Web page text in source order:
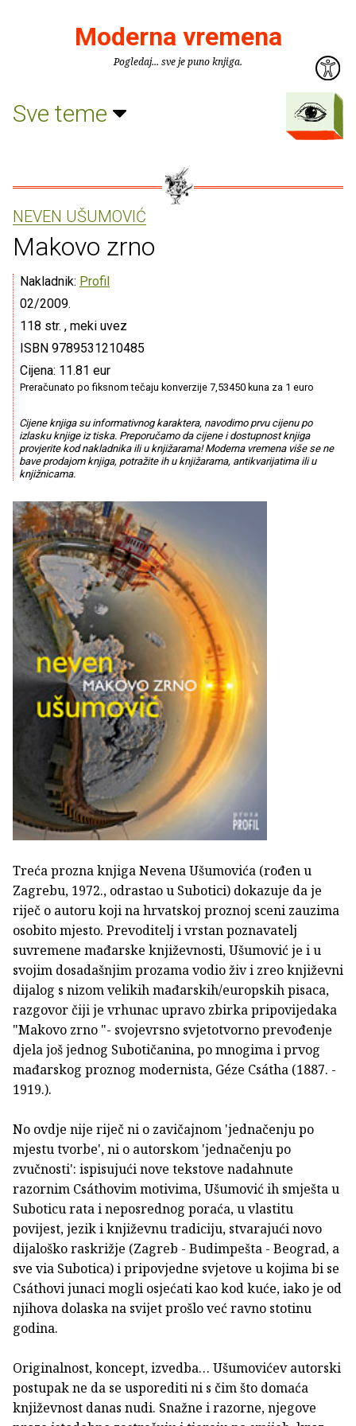
Moderna vremena
Pogledaj... sve je puno knjiga.
Sve teme
NEVEN UŠUMOVIĆ
Makovo zrno
Nakladnik: Profil
02/2009.
118 str. , meki uvez
ISBN 9789531210485
Cijena: 11.81 eur
Preračunato po fiksnom tečaju konverzije 7,53450 kuna za 1 euro
Cijene knjiga su informativnog karaktera, navodimo prvu cijenu po
izlasku knjige iz tiska. Preporučamo da cijene i dostupnost knjiga
provjerite kod nakladnika ili u knjižarama! Moderna vremena više se ne
bave prodajom knjiga, potražite ih u knjižarama, antikvarijatima ili u
knjižnicama.
Treća prozna knjiga Nevena Ušumovića (rođen u
Zagrebu, 1972., odrastao u Subotici) dokazuje da je
riječ o autoru koji na hrvatskoj proznoj sceni zauzima
osobito mjesto. Prevoditelj i vrstan poznavatelj
suvremene mađarske književnosti, Ušumović je i u
svojim dosadašnjim prozama vodio živ i zreo književni
dijalog s nizom velikih mađarskih/europskih pisaca,
razgovor čiji je vrhunac upravo zbirka pripovijedaka
"Makovo zrno "- svojevrsno svjetotvorno prevođenje
djela još jednog Subotičanina, po mnogima i prvog
mađarskog proznog modernista, Géze Csátha (1887. -
1919.).
No ovdje nije riječ ni o zavičajnom 'jednačenju po
mjestu tvorbe', ni o autorskom 'jednačenju po
zvučnosti': ispisujući nove tekstove nadahnute
razornim Csáthovim motivima, Ušumović ih smješta u
Suboticu rata i neposrednog poraća, u vlastitu
povijest, jezik i književnu tradiciju, stvarajući novo
dijaloško raskrižje (Zagreb - Budimpešta - Beograd, a
sve via Subotica) i pripovjedne svjetove u kojima bi se
Csáthovi junaci mogli osjećati kao kod kuće, iako je od
njihova dolaska na svijet prošlo već ravno stotinu
godina.
Originalnost, koncept, izvedba… Ušumovićev autorski
postupak ne da se usporediti ni s čim što domaća
književnost danas nudi. Snažne i razorne, njegove